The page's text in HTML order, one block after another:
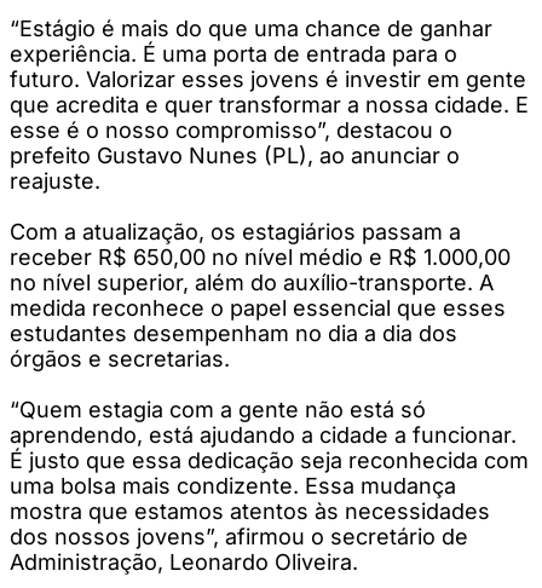
“Estágio é mais do que uma chance de ganhar
experiência. É uma porta de entrada para o
futuro. Valorizar esses jovens é investir em gente
que acredita e quer transformar a nossa cidade. E
esse é o nosso compromisso”, destacou o
prefeito Gustavo Nunes (PL), ao anunciar o
reajuste.
Com a atualização, os estagiários passam a
receber R$ 650,00 no nível médio e R$ 1.000,00
no nível superior, além do auxílio-transporte. A
medida reconhece o papel essencial que esses
estudantes desempenham no dia a dia dos
órgãos e secretarias.
“Quem estagia com a gente não está só
aprendendo, está ajudando a cidade a funcionar.
É justo que essa dedicação seja reconhecida com
uma bolsa mais condizente. Essa mudança
mostra que estamos atentos às necessidades
dos nossos jovens”, afirmou o secretário de
Administração, Leonardo Oliveira.